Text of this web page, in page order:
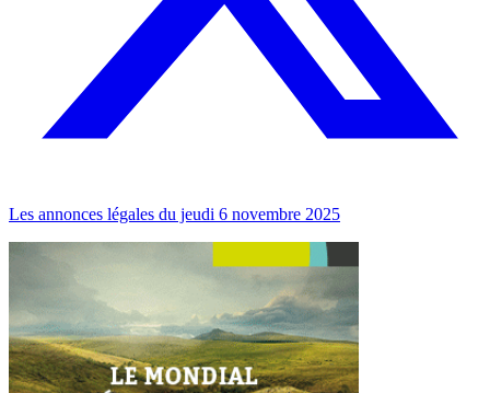
Les annonces légales du jeudi 6 novembre 2025